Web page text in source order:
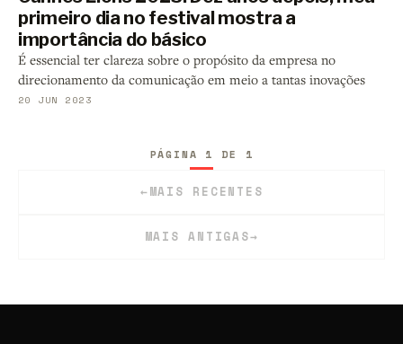
primeiro dia no festival mostra a
importância do básico
É essencial ter clareza sobre o propósito da empresa no
direcionamento da comunicação em meio a tantas inovações
20 JUN 2023
←MAIS RECENTES
PÁGINA 1 DE 1
MAIS ANTIGAS→